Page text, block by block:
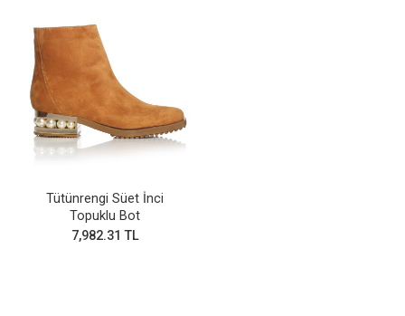
Tütünrengi Süet İnci
Topuklu Bot
7,982.31 TL